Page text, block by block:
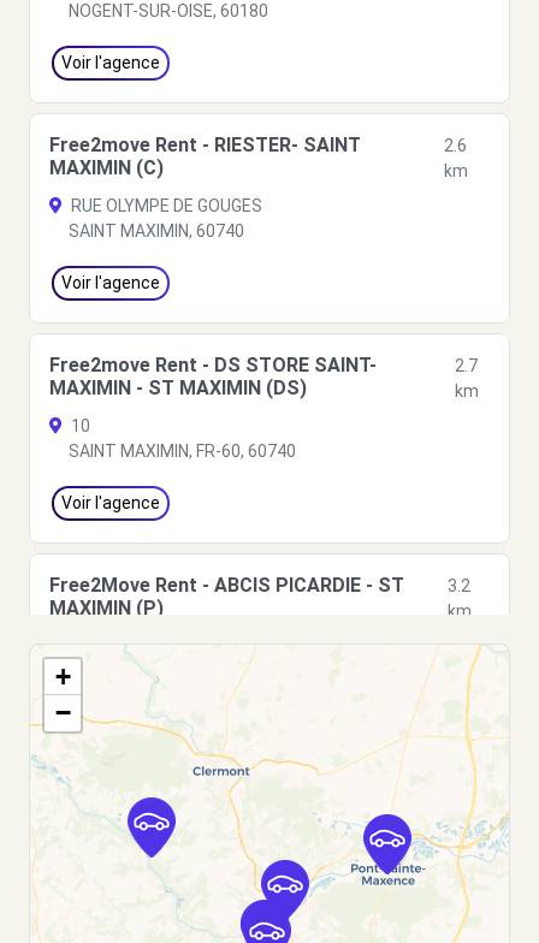
NOGENT-SUR-OISE, 60180
Voir l'agence
Free2move Rent - RIESTER- SAINT
MAXIMIN (C)
2.6
km
RUE OLYMPE DE GOUGES
SAINT MAXIMIN, 60740
Voir l'agence
Free2move Rent - DS STORE SAINT-
MAXIMIN - ST MAXIMIN (DS)
2.7
km
10
SAINT MAXIMIN, FR-60, 60740
Voir l'agence
Free2Move Rent - ABCIS PICARDIE - ST
MAXIMIN (P)
3.2
km
62, RUE DES DROITS DE L'HOMME ET
ST MAXIMIN, FR-60, 60742
Voir l'agence
Free2Move Rent - ACT DISTRIBUTION -
GARAGE DES 2 TILLEULS - GOUVIEUX (C)
9.5
km
10 BIS RUE EDMOND LEVEILLE
GOUVIEUX, 60270
+
−